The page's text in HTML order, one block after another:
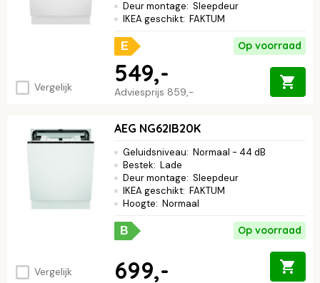
Vergelijk
Deur montage: Sleepdeur
IKEA geschikt: FAKTUM
E Op voorraad
Adviesprijs 859,-
549,-
Vergelijk
AEG NG62IB20K
Geluidsniveau: Normaal - 44 dB
Bestek: Lade
Deur montage: Sleepdeur
IKEA geschikt: FAKTUM
Hoogte: Normaal
B Op voorraad
699,-